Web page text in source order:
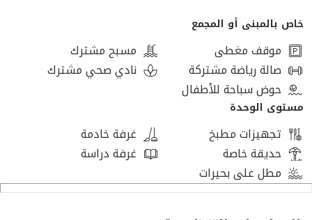
مميزات الكمبوند:
أمن وحراسة 24 ساعة
كاميرات مراقبة وبوابات إلكترونية
مساحات خضراء ولاندسكيب
نادي اجتماعي ورياضي
حمامات سباحة
مناطق ألعاب للأطفال
مطاعم وكافيهات
مناطق تجارية وخدمية
خاص بالمبنى أو المجمع
موقف مغطى
مسبح مشترك
صالة رياضة مشتركة
نادي صحي مشترك
حوض سباحة للأطفال
مستوى الوحدة
تجهيزات مطبخ
غرفة خادمة
حديقة خاصة
غرفة دراسة
مطل على بحيرات